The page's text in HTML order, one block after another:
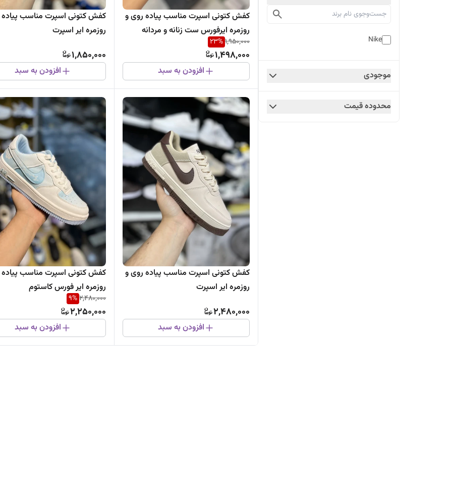
Nike
موجودی
محدوده قیمت
کفش کتونی اسپرت مناسب پیاده روی و
روزمره ایرفورس ست زنانه و مردانه
1,950,000
23%
1,498,000
افزودن به سبد
کفش کتونی اسپرت مناسب
روزمره ایر اسپرت
1,850,000
افزودن به سبد
کفش کتونی اسپرت مناسب پیاده روی و
روزمره ایر اسپرت
2,480,000
افزودن به سبد
کفش کتونی اسپرت مناسب
روزمره ایر فورس کاستوم
2,480,000
9%
2,250,000
افزودن به سبد